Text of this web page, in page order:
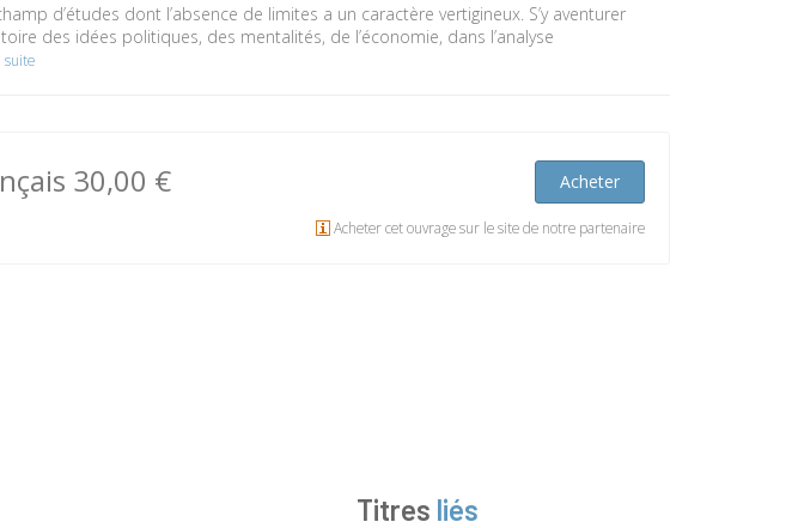
d’études dont l’absence de limites a un caractère vertigineux. S’y aventurer
des idées politiques, des mentalités, de l’économie, dans l’analyse
suite
30,00 € Acheter
Acheter cet ouvrage sur le site de notre partenaire
Titres liés